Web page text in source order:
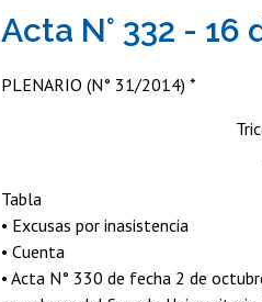
Acta N° 332 -
PLENARIO (N° 31/2014) *
Tabla
• Excusas por inasistencia
• Cuenta
• Acta N° 330 de fecha 2 de